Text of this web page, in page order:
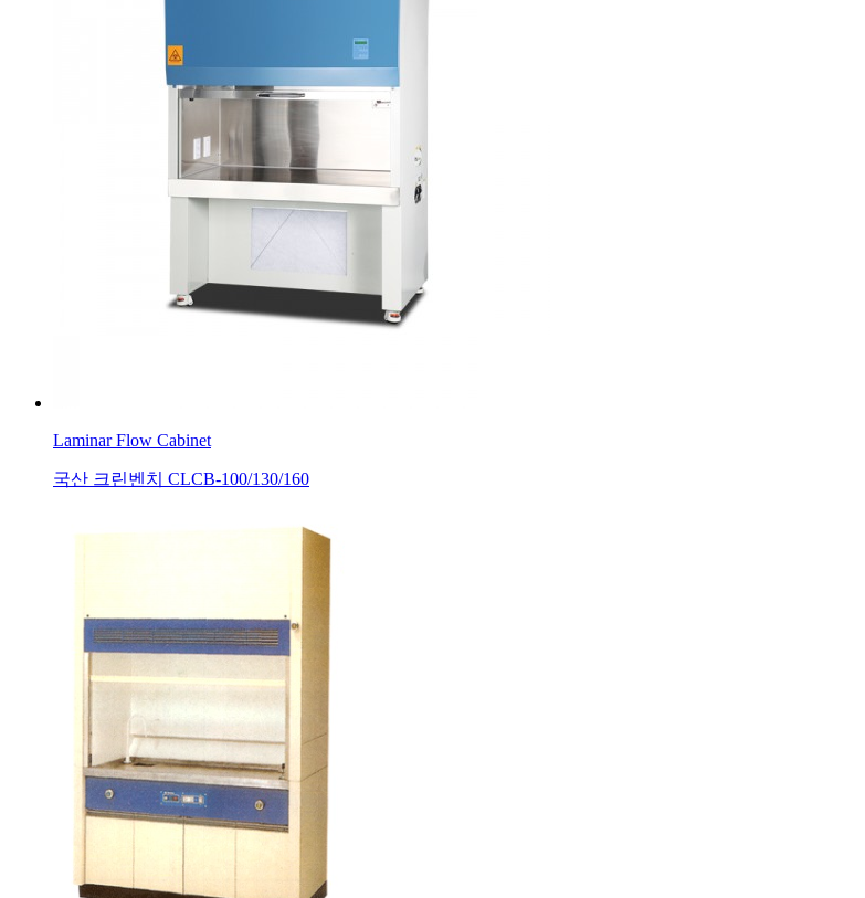
Laminar Flow Cabinet
국산 크린벤치 CLCB-100/130/160